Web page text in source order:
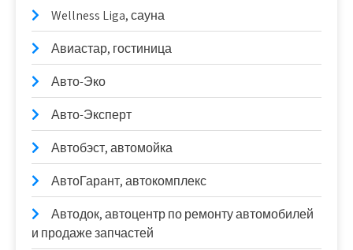
Wellness Liga, сауна
Авиастар, гостиница
Авто-Эко
Авто-Эксперт
Автобэст, автомойка
АвтоГарант, автокомплекс
Автодок, автоцентр по ремонту автомобилей
и продаже запчастей